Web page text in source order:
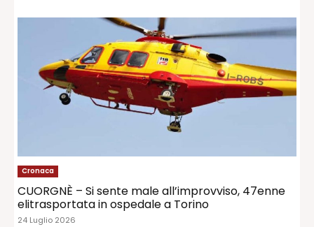
Cronaca
CUORGNÈ – Si sente male all’improvviso, 47enne
elitrasportata in ospedale a Torino
24 Luglio 2026